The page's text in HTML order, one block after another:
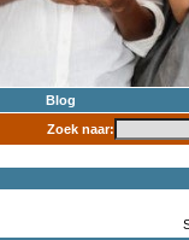
Blog
Zoek naar: